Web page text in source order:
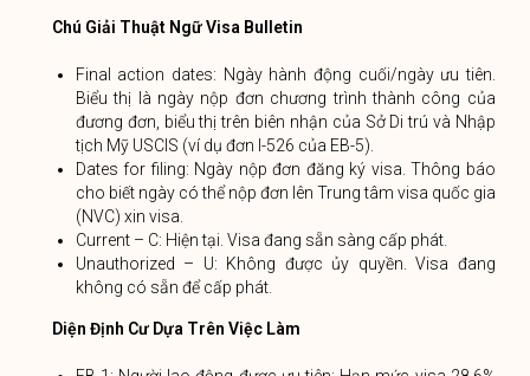
Chú Giải Thuật Ngữ Visa Bulletin
Final action dates: Ngày hành động cuối/ngày ưu tiên.
Biểu thị là ngày nộp đơn chương trình thành công của
đương đơn, biểu thị trên biên nhận của Sở Di trú và Nhập
tịch Mỹ USCIS (ví dụ đơn I-526 của EB-5).
Dates for filing: Ngày nộp đơn đăng ký visa. Thông báo
cho biết ngày có thể nộp đơn lên Trung tâm visa quốc gia
(NVC) xin visa.
Current – C: Hiện tại. Visa đang sẵn sàng cấp phát.
Unauthorized – U: Không được ủy quyền. Visa đang
không có sẵn để cấp phát.
Diện Định Cư Dựa Trên Việc Làm